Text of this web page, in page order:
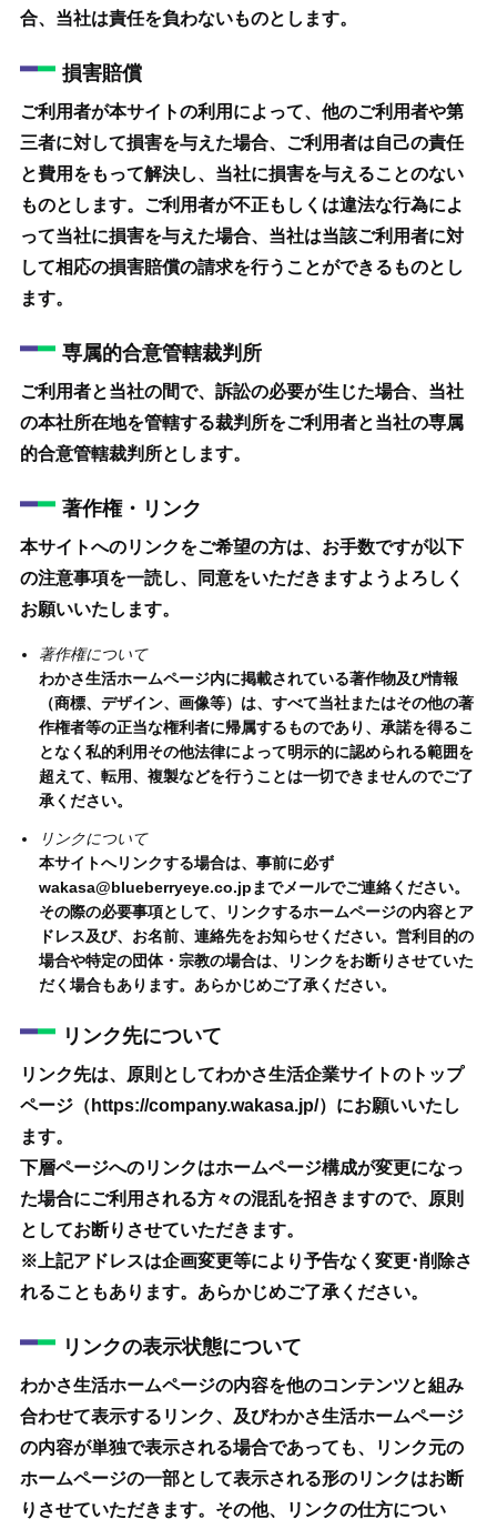
合、当社は責任を負わないものとします。
損害賠償
ご利用者が本サイトの利用によって、他のご利用者や第
三者に対して損害を与えた場合、ご利用者は自己の責任
と費用をもって解決し、当社に損害を与えることのない
ものとします。ご利用者が不正もしくは違法な行為によ
って当社に損害を与えた場合、当社は当該ご利用者に対
して相応の損害賠償の請求を行うことができるものとし
ます。
専属的合意管轄裁判所
ご利用者と当社の間で、訴訟の必要が生じた場合、当社
の本社所在地を管轄する裁判所をご利用者と当社の専属
的合意管轄裁判所とします。
著作権・リンク
本サイトへのリンクをご希望の方は、お手数ですが以下
の注意事項を一読し、同意をいただきますようよろしく
お願いいたします。
著作権について
わかさ生活ホームページ内に掲載されている著作物及び情報
（商標、デザイン、画像等）は、すべて当社またはその他の著
作権者等の正当な権利者に帰属するものであり、承諾を得るこ
となく私的利用その他法律によって明示的に認められる範囲を
超えて、転用、複製などを行うことは一切できませんのでご了
承ください。
リンクについて
本サイトへリンクする場合は、事前に必ず
wakasa@blueberryeye.co.jpまでメールでご連絡ください。
その際の必要事項として、リンクするホームページの内容とア
ドレス及び、お名前、連絡先をお知らせください。営利目的の
場合や特定の団体・宗教の場合は、リンクをお断りさせていた
だく場合もあります。あらかじめご了承ください。
リンク先について
リンク先は、原則としてわかさ生活企業サイトのトップ
ページ（https://company.wakasa.jp/）にお願いいたし
ます。
下層ページへのリンクはホームページ構成が変更になっ
た場合にご利用される方々の混乱を招きますので、原則
としてお断りさせていただきます。
※上記アドレスは企画変更等により予告なく変更･削除さ
れることもあります。あらかじめご了承ください。
リンクの表示状態について
わかさ生活ホームページの内容を他のコンテンツと組み
合わせて表示するリンク、及びわかさ生活ホームページ
の内容が単独で表示される場合であっても、リンク元の
ホームページの一部として表示される形のリンクはお断
りさせていただきます。その他、リンクの仕方につい